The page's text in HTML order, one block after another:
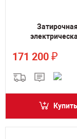
171 200 ₽
Купить